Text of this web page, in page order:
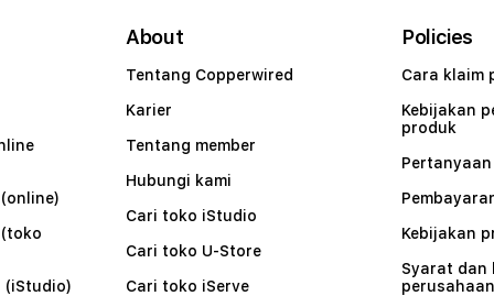
About
Tentang Copperwired
Karier
Tentang member
Hubungi kami
Cari toko iStudio
Cari toko U-Store
Cari toko iServe
Policies
Cara klaim
Kebijakan
produk
Pertanyaan
Kebijakan
Syarat dan
perusahaan